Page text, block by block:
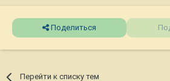
Поделиться
Перейти к списку тем